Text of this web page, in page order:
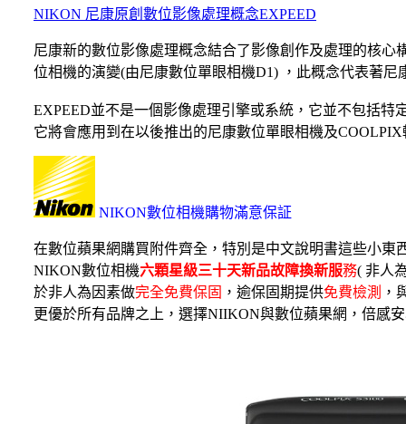
NIKON 尼康原創數位影像處理概念EXPEED
尼康新的數位影像處理概念結合了影像創作及處理的核
位相機的演變(由尼康數位單眼相機D1) ，此概念代表著尼
EXPEED並不是一個影像處理引擎或系統，它並不包括
它將會應用到在以後推出的尼康數位單眼相機及
NIKON數位相機購物滿意保証
在數位蘋果網購買附件齊全，特別是中文說明書這些小
NIKON數位相機六顆星級三十天新品故障換新服務( 非人
於非人為因素做完全免費保固 ，逾保固期提供免費檢測 ，
更優於所有品牌之上，選擇NIIKON與數位蘋果網，倍感